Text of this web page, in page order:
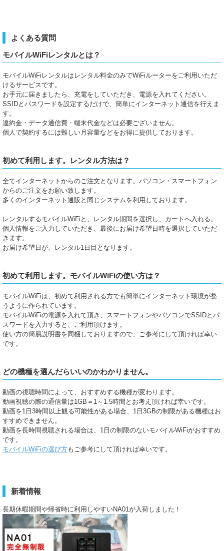
よくある質問
モバイルWiFiレンタルとは？
モバイルWiFiレンタルはレンタル料金のみでWiFiルーターをご利用いただ
けるサービスです。
お手元に届きましたら、充電をしていただき、電源を入れてください。
SSIDとパスワードを設定するだけで、簡単にインターネット通信を行えま
す。
違約金・データ通信費・端末代金などは必要ございません。
個人で契約するには難しい月容量などをお得に提供しております。
初めて利用します。レンタル方法は？
全てインターネットからのご注文となります。パソコン・スマートフォン
からのご注文をお願い致します。
多くのインターネット通販と同じシステムを利用しております。
レンタルするモバイルWiFiと、レンタル期間を選択し、カートへ入れる。
個人情報をご入力していただき、最後にお届け希望日時を選択していただ
きます。
お届け希望日が、レンタル1日目となります。
初めて利用します。モバイルWiFiの使い方は？
モバイルWiFiは、初めて利用される方でも簡単にインターネット環境が整
うように作られています。
モバイルWiFiの電源を入れて頂き、スマートフォンやパソコンでSSIDとパ
スワードを入力すると、ご利用頂けます。
使い方の簡易説明書を同梱しておりますので、ご参考にして頂ければ幸い
です。
どの機種を選んだらいいのかわかりません。
動画の視聴時間によって、おすすめする機種が変わります。
動画視聴の際の通信量は1GB＝1～1.5時間とお考え頂ければ幸いです。
動画を1日3時間以上観る可能性がある場合、1日3GBの制限がある機種はお
すすめできません。
動画を長時間視聴される場合は、1日の制限のないモバイルWiFiがおすすめ
です。
モバイルWiFiの選び方もご参考にして頂ければ幸いです。
新着情報
長期休暇期間や帰省時に利用しやすいNA01が入荷しました！